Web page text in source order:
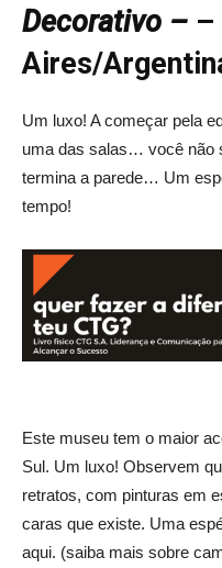
Decorativo – –
Aires/
Um luxo! A começar pela
uma das salas… você não
termina a parede… Um
tempo!
Este museu tem o maior
Sul. Um luxo! Observem
retratos, com pinturas em
caras que existe. Uma
aqui. (saiba mais sobre